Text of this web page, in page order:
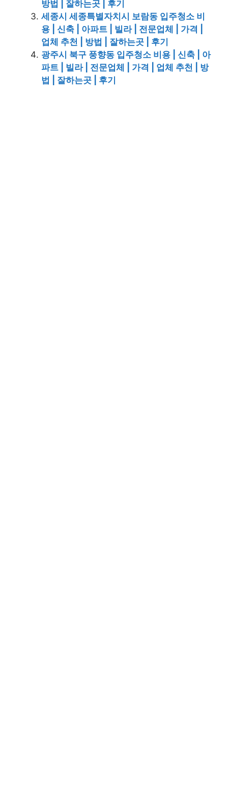
방법 | 잘하는곳 | 후기
세종시 세종특별자치시 보람동 입주청소 비
용 | 신축 | 아파트 | 빌라 | 전문업체 | 가격 |
업체 추천 | 방법 | 잘하는곳 | 후기
광주시 북구 풍향동 입주청소 비용 | 신축 | 아
파트 | 빌라 | 전문업체 | 가격 | 업체 추천 | 방
법 | 잘하는곳 | 후기